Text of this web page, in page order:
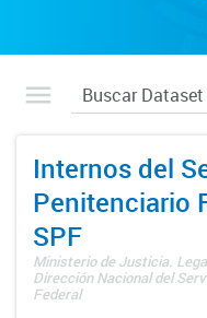
Internos del
Penitenciario
SPF
Ministerio de Justicia.
Dirección Nacional del
Federal